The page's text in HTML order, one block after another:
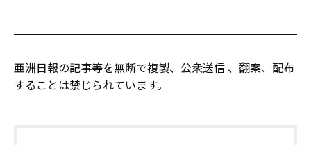
亜洲日報の記事等を無断で複製、公衆送信 、翻案、配布
することは禁じられています。